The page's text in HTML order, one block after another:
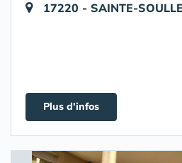
17220 - SAINTE-SOULLE
Plus d'infos